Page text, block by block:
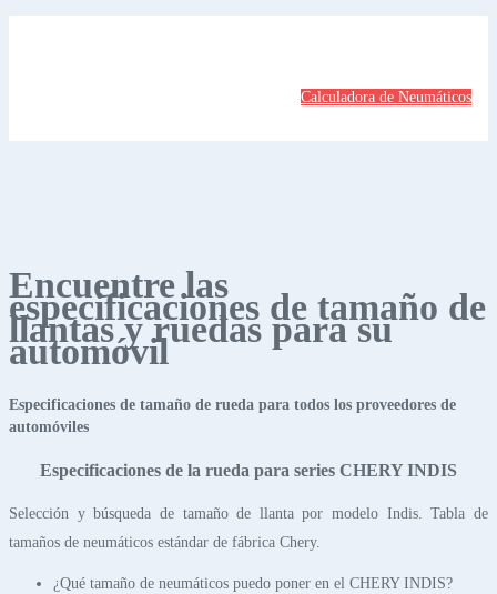
Calculadora de Neumáticos
Encuentre las
especificaciones de tamaño de
llantas y ruedas para su
automóvil
Especificaciones de tamaño de rueda para todos los proveedores de
automóviles
Especificaciones de la rueda para series CHERY INDIS
Selección y búsqueda de tamaño de llanta por modelo Indis. Tabla de
tamaños de neumáticos estándar de fábrica Chery.
¿Qué tamaño de neumáticos puedo poner en el CHERY INDIS?